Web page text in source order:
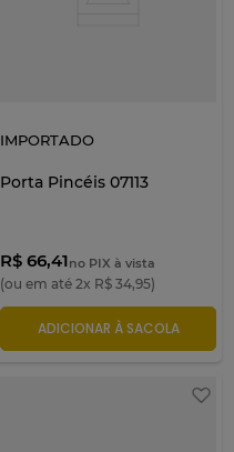
IMPORTADO
Porta Pincéis 07113
R$ 66,41no PIX à vista
(ou em até 2x R$ 34,95)
ADICIONAR À SACOLA